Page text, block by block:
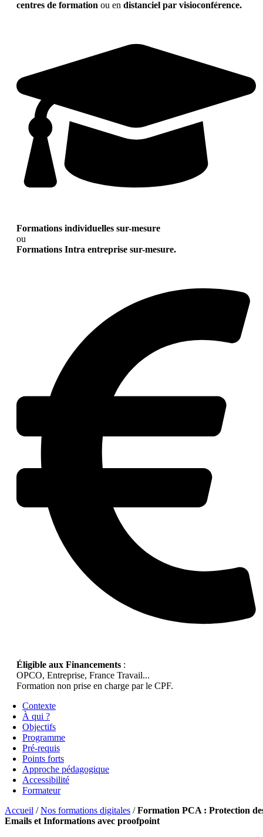
centres de formation ou en distanciel par visioconférence.
Formations individuelles sur-mesure
ou
Formations Intra entreprise sur-mesure.
Éligible aux Financements :
OPCO, Entreprise, France Travail...
Formation non prise en charge par le CPF.
Contexte
À qui ?
Objectifs
Programme
Pré-requis
Points forts
Approche pédagogique
Accessibilité
Formateur
Accueil /Nos formations digitales /Formation PCA : Protection
Emails et Informations avec proofpoint